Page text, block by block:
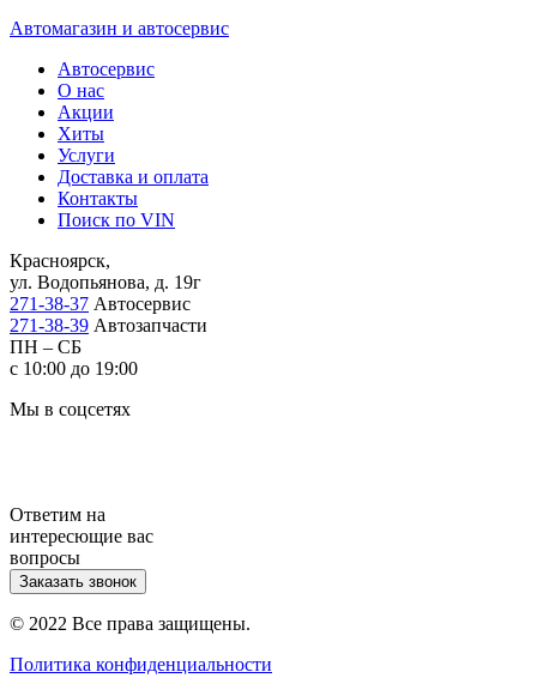
Автомагазин и автосервис
Автосервис
О нас
Акции
Хиты
Услуги
Доставка и оплата
Контакты
Поиск по VIN
Красноярск,
ул. Водопьянова, д. 19г
271-38-37 Автосервис
271-38-39 Автозапчасти
ПН – СБ
с 10:00 до 19:00
Мы в соцсетях
Ответим на
интересющие вас
вопросы
Заказать звонок
© 2022 Все права защищены.
Политика конфиденциальности